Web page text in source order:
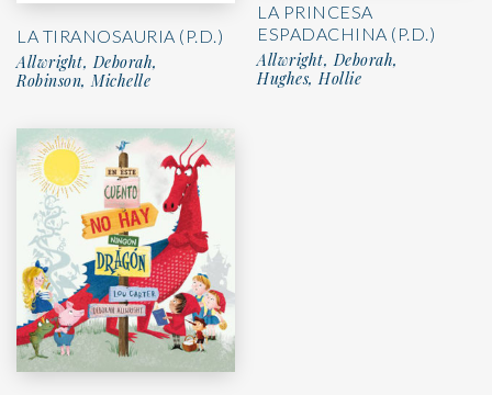
LA TIRANOSAURIA (P.D.)
Allwright, Deborah,
Robinson, Michelle
LA PRINCESA
ESPADACHINA (P.D.)
Allwright, Deborah,
Hughes, Hollie